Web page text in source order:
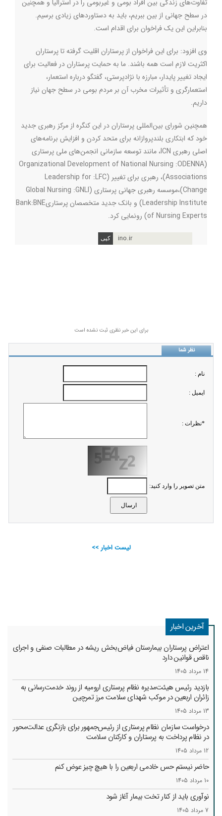
تفاوت‌های زندگی بین افراد بومی و غیربومی را در استرالیا و همچنین
در سطح جهانی از بین ببریم، باید به دستاوردهای زیادی برسیم.
بنابراین این یک فراخوان برای اقدام است.
وی افزود:‌ برای این فراخوان از پرستاران اقلیت گرفته تا پرستاران
اکثریت لازم است همه باشند. ما به حمایت پرستاران در فعالیت برای
ایجاد تغییر پایدار، مبارزه با نژادپرستی، گفتگو درباره استعمار،
استعمارگری و تأثیرات مخرب آن بر مردم بومی در سطح جهان نیاز
داریم.
همچنین شورای بین‌المللی پرستاران در این کنگره از مرکز رهبری جدید
خود که ابتکاری بلندپروازانه برای متحد کردن و افزایش برنامه‌های
اصلی رهبری ICN، مانند توسعه سازمانی انجمن‌های ملی پرستاری
(
ODENNA
:
Organizational Development of National Nursing
Associations)، رهبری برای تغییر (LFC
:
Leadership for
Change)،موسسه رهبری جهانی پرستاری (GNLI
:
Global Nursing
Leadership Institute) و بانک جدید متخصصان پرستاریBNE
:
Bank
of Nursing Experts) رونمایی کرد.
ino.ir
برای این خبر نظری ثبت نشده است
نظر شما
نام :
ايميل :
*نظرات :
متن تصویر را وارد کنید:
لیست اخبار >>
آخرین اخبار
اعتراض پرستاران بیمارستان فیاض‌بخش ریشه در مطالبات صنفی و اجرای
ناقص قوانین دارد
14 مرداد 1405
بازدید رئیس هیئت‌مدیره نظام پرستاری ارومیه از روند خدمت‌رسانی به
زائران اربعین در موکب شهدای سلامت مرز تمرچین
13 مرداد 1405
درخواست سازمان نظام پرستاری از رئیس‌جمهور برای بازنگری عدالت‌محور
در نظام پرداخت به پرستاران و کارکنان سلامت
12 مرداد 1405
حاضر نیستم حس خادمی اربعین را با هیچ چیز عوض کنم
10 مرداد 1405
نوآوری باید از کنار تخت بیمار آغاز شود
7 مرداد 1405